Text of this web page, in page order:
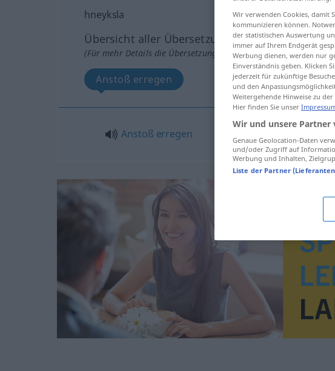
hneyksla
Übersicht aller Übersetzungen
(Für mehr Details die Übersetzung anklicken/antippen)
Anstoß erregen
Anstoß erregen
Wir verwenden Cookies, damit
kommunizieren können.
der statistischen Auswertung
immer auf Ihrem Endgerät
Werbung dienen, werden nur
Einverständnis geben. Klicken
jederzeit für zukünftige
und den
Weitergehende Hinweise zu
Hier finden Sie unser
Wir und unsere Partner
Genaue Geolocation-Daten
und/oder Zugriff auf
Werbung und Inhalten,
Liste der Partner